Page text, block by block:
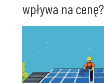
wpływa na cenę?